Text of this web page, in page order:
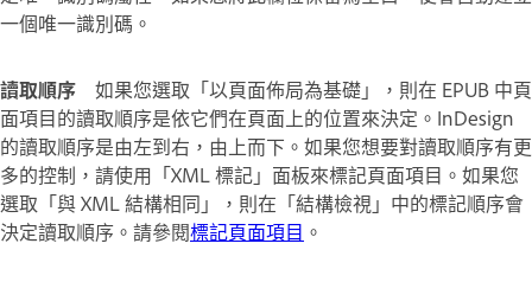
一個唯一識別碼。
讀取順序
如果您選取「以頁面佈局為基礎」，則在 EPUB 中頁
面項目的讀取順序是依它們在頁面上的位置來決定。InDesign
的讀取順序是由左到右，由上而下。如果您想要對讀取順序有更
多的控制，請使用「XML 標記」面板來標記頁面項目。如果您
選取「與 XML 結構相同」，則在「結構檢視」中的標記順序會
決定讀取順序。請參閱標記頁面項目 。